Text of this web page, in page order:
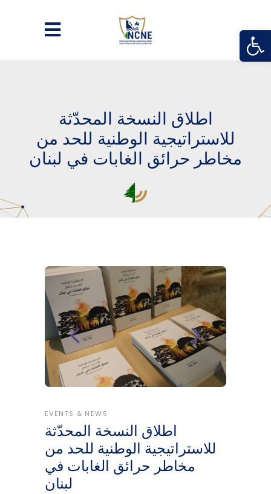
اطلاق النسخة المحدّثة
للاستراتيجية الوطنية للحد من
مخاطر حرائق الغابات في لبنان
EVENTS & NEWS
اطلاق النسخة المحدّثة
للاستراتيجية الوطنية للحد من
مخاطر حرائق الغابات في
لبنان